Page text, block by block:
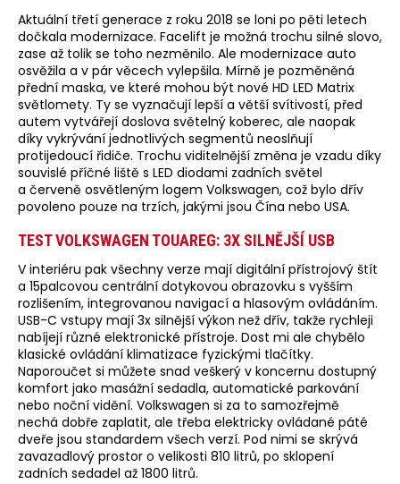
Aktuální třetí generace z roku 2018 se loni po pěti letech
dočkala modernizace. Facelift je možná trochu silné slovo,
zase až tolik se toho nezměnilo. Ale modernizace auto
osvěžila a v pár věcech vylepšila. Mírně je pozměněná
přední maska, ve které mohou být nové HD LED Matrix
světlomety. Ty se vyznačují lepší a větší svítivostí, před
autem vytvářejí doslova světelný koberec, ale naopak
díky vykrývání jednotlivých segmentů neoslňují
protijedoucí řidiče. Trochu viditelnější změna je vzadu díky
souvislé příčné liště s LED diodami zadních světel
a červeně osvětleným logem Volkswagen, což bylo dřív
povoleno pouze na trzích, jakými jsou Čína nebo USA.
TEST VOLKSWAGEN TOUAREG: 3X SILNĚJŠÍ USB
V interiéru pak všechny verze mají digitální přístrojový štít
a 15palcovou centrální dotykovou obrazovku s vyšším
rozlišením, integrovanou navigací a hlasovým ovládáním.
USB-C vstupy mají 3x silnější výkon než dřív, takže rychleji
nabíjejí různé elektronické přístroje. Dost mi ale chybělo
klasické ovládání klimatizace fyzickými tlačítky.
Naporoučet si můžete snad veškerý v koncernu dostupný
komfort jako masážní sedadla, automatické parkování
nebo noční vidění. Volkswagen si za to samozřejmě
nechá dobře zaplatit, ale třeba elektricky ovládané páté
dveře jsou standardem všech verzí. Pod nimi se skrývá
zavazadlový prostor o velikosti 810 litrů, po sklopení
zadních sedadel až 1800 litrů.